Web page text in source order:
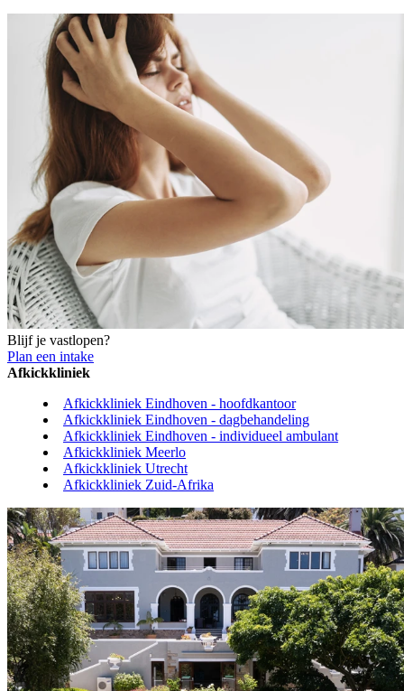
Blijf je vastlopen?
Plan een intake
Afkickkliniek
Afkickkliniek Eindhoven - hoofdkantoor
Afkickkliniek Eindhoven - dagbehandeling
Afkickkliniek Eindhoven - individueel ambulant
Afkickkliniek Meerlo
Afkickkliniek Utrecht
Afkickkliniek Zuid-Afrika